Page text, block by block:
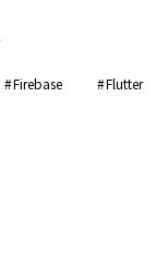
Firebase Flutter